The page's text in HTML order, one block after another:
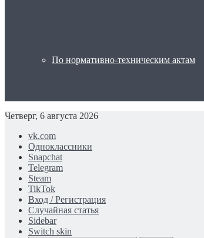
По нормативно-техническим актам
Четверг, 6 августа 2026
vk.com
Одноклассники
Snapchat
Telegram
Steam
TikTok
Вход / Регистрация
Случайная статья
Sidebar
Switch skin